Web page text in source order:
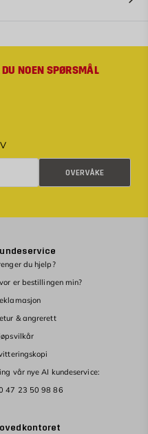
DU NOEN SPØRSMÅL
OVERVÅKE
du hjelp?
er bestillingen min?
& angrerett
vår nye AI kundeservice:
47 23 50 98 86